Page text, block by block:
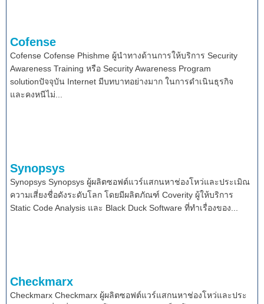
Cofense
Cofense Cofense Phishme ผู้นำทางด้านการให้บริการ Security
Awareness Training หรือ Security Awareness Program
solutionปัจจุบัน Internet มีบทบาทอย่างมาก ในการดำเนินธุรกิจ
และคงหนีไม่...
Synopsys
Synopsys Synopsys ผู้ผลิตซอฟต์แวร์แสกนหาช่องโหว่และประเมิณ
ความเสี่ยงชื่อดังระดับโลก โดยมีผลิตภัณฑ์ Coverity ผู้ให้บริการ
Static Code Analysis และ Black Duck Software ที่ทำเรื่องของ...
Checkmarx
Checkmarx Checkmarx ผู้ผลิตซอฟต์แวร์แสกนหาช่องโหว่และประ